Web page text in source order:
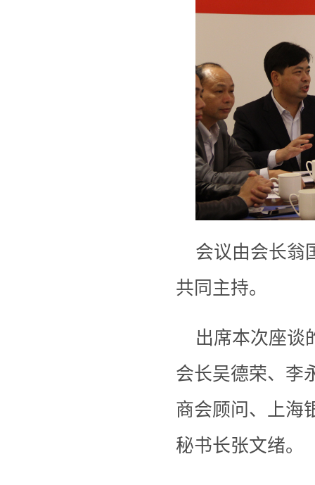
会议由会长翁
共同主持。
出席本次座谈
会长吴德荣、李
商会顾问、上海
秘书长张文绪。